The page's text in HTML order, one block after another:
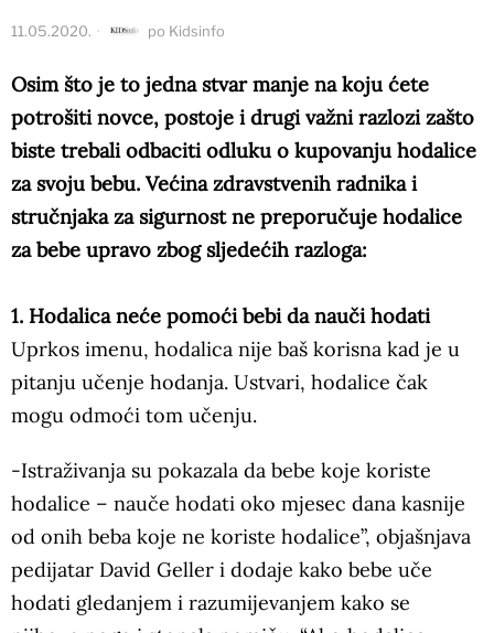
11.05.2020. po Kidsinfo
Osim što je to jedna stvar manje na koju ćete
potrošiti novce, postoje i drugi važni razlozi zašto
biste trebali odbaciti odluku o kupovanju hodalice
za svoju bebu. Većina zdravstvenih radnika i
stručnjaka za sigurnost ne preporučuje hodalice
za bebe upravo zbog sljedećih razloga:
1. Hodalica neće pomoći bebi da nauči hodati
Uprkos imenu, hodalica nije baš korisna kad je u
pitanju učenje hodanja. Ustvari, hodalice čak
mogu odmoći tom učenju.
-Istraživanja su pokazala da bebe koje koriste
hodalice – nauče hodati oko mjesec dana kasnije
od onih beba koje ne koriste hodalice”, objašnjava
pedijatar David Geller i dodaje kako bebe uče
hodati gledanjem i razumijevanjem kako se